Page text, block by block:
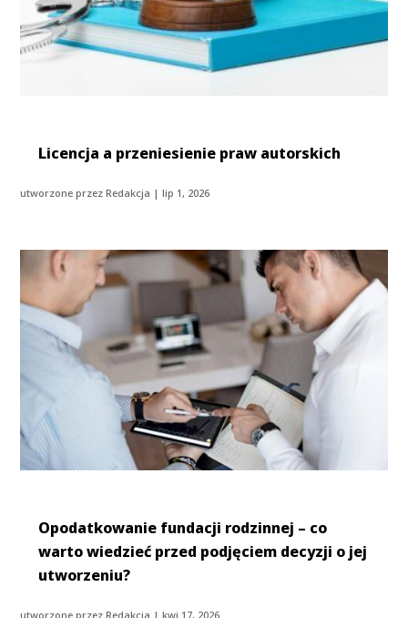
Licencja a przeniesienie praw autorskich
utworzone przezRedakcja |lip 1, 2026
Opodatkowanie fundacji rodzinnej – co
warto wiedzieć przed podjęciem decyzji o jej
utworzeniu?
utworzone przezRedakcja |kwi 17, 2026